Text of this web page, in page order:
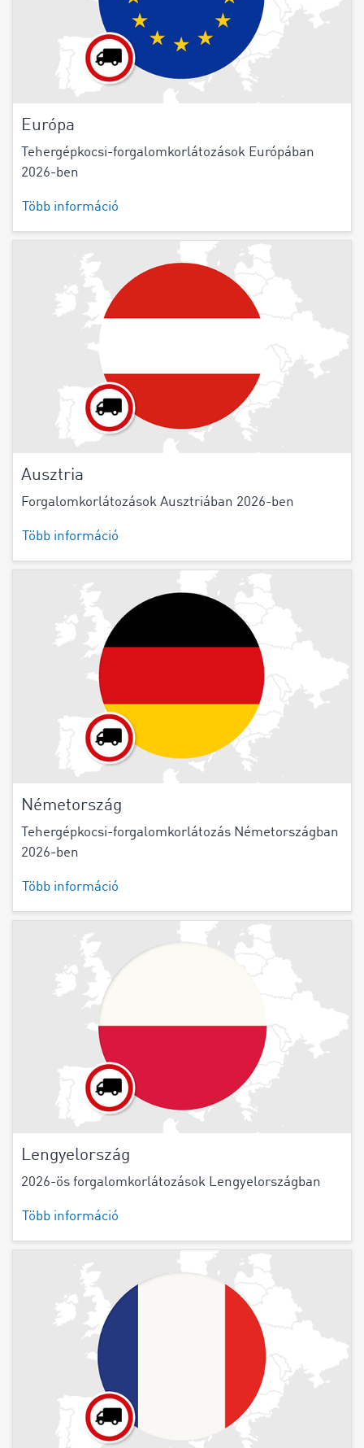
Európa
Tehergépkocsi-forgalomkorlátozások Európában
2026-ben
Több információ
Ausztria
Forgalomkorlátozások Ausztriában 2026-ben
Több információ
Németország
Tehergépkocsi-forgalomkorlátozás Németországban
2026-ben
Több információ
Lengyelország
2026-ös forgalomkorlátozások Lengyelországban
Több információ